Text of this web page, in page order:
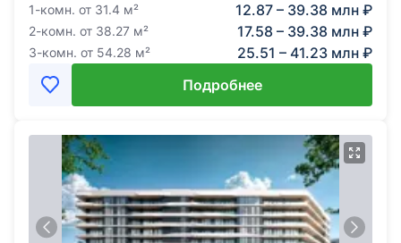
1-комн. от 31.4 м² 12.87 – 39.38 млн ₽
2-комн. от 38.27 м² 17.58 – 39.38 млн ₽
3-комн. от 54.28 м²
25.51 – 41.23 млн ₽
Подробнее